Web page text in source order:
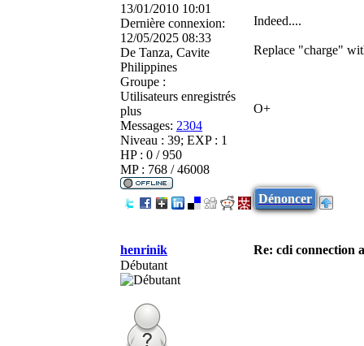
13/01/2010 10:01
Dernière connexion:
12/05/2025 08:33
De Tanza, Cavite
Philippines
Groupe :
Utilisateurs enregistrés
plus
Messages: 2304
Niveau : 39; EXP : 1
HP : 0 / 950
MP : 768 / 46008
Indeed....
Replace "charge"
O+
Dénoncer
henrinik
Re: cdi connection
Débutant